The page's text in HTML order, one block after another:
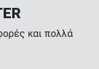
και πολλά